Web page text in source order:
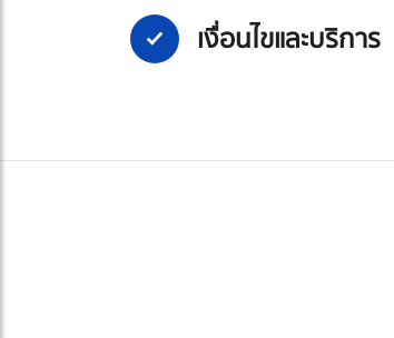
เงื่อนไขและบริการ